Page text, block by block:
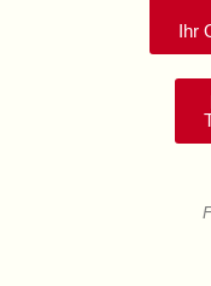
Ihr